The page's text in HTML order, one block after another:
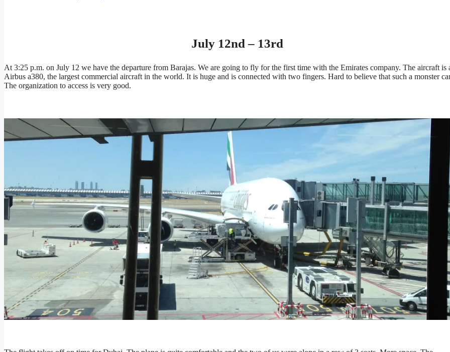
July 12nd – 13rd
At 3:25 p.m. on July 12 we have the departure from Barajas. We are going to fly for the first time with the Emirates company. The aircraft is
Airbus a380, the largest commercial aircraft in the world. It is huge and is connected with two fingers. Hard to believe that such a monster
The organization to access is very good.